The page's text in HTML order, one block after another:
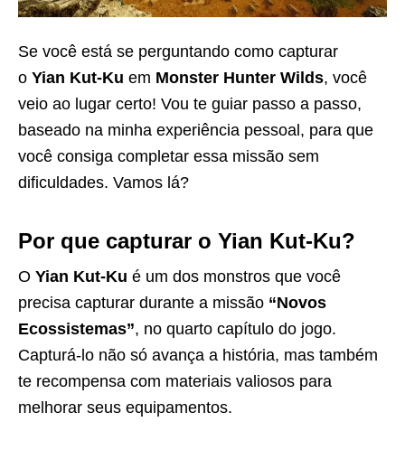
Se você está se perguntando como capturar
o Yian Kut-Ku em Monster Hunter Wilds, você
veio ao lugar certo! Vou te guiar passo a passo,
baseado na minha experiência pessoal, para que
você consiga completar essa missão sem
dificuldades. Vamos lá?
Por que capturar o Yian Kut-Ku?
O Yian Kut-Ku é um dos monstros que você
precisa capturar durante a missão “Novos
Ecossistemas”, no quarto capítulo do jogo.
Capturá-lo não só avança a história, mas também
te recompensa com materiais valiosos para
melhorar seus equipamentos.